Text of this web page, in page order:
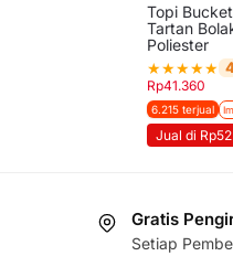
Topi
Tartan
Poliester
★★★★★
Rp41.360
6.215 terjual
Jual di
Gratis
Setiap